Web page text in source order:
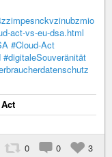
act-vs-eu-dsa.html
#Cloud-Act
#digitaleSouveränität
0 0 3